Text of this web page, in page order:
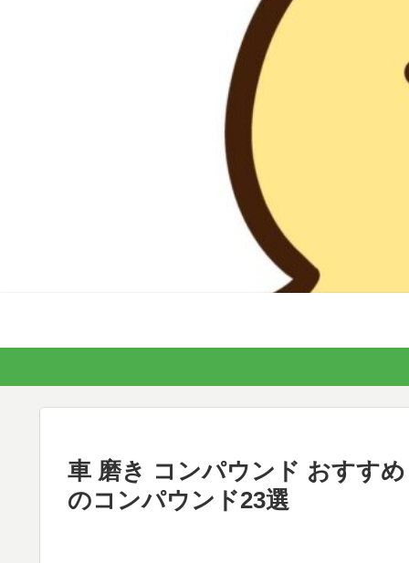
車 磨き コンパウンド おすす
のコンパウンド23選